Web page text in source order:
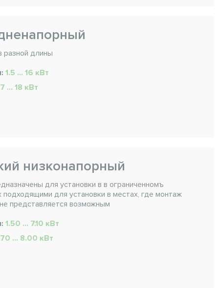
разной длины
1.5 ... 16 кВт
... 18 кВт
низконапорный
для установки в в ограниченномъ
подходящими для установки в местах, где монтаж
представляется возможным
1.50 ... 7.10 кВт
... 8.00 кВт